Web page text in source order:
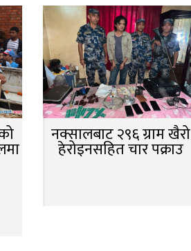
नक्सालबाट २९६ ग्राम खैरो
हेरोइनसहित चार पक्राउ